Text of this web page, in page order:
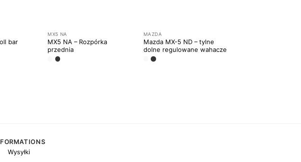
bar
MX5 NA
MX5 NA – Rozpórka
przednia
MAZDA
Mazda MX-5 ND – tylne
dolne regulowane wahacze
Wysyłki